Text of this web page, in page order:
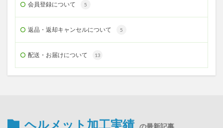
会員登録について 5
返品・返却キャンセルについて 5
配送・お届けについて 13
ヘルメット加工実績